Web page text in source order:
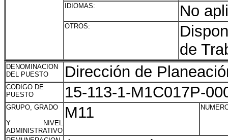
IDIOMAS: No
OTROS:
de
DENOMINACION
DEL PUESTO
Dirección de
CODIGO DE
PUESTO
15-113-1-M1C017P-
GRUPO, GRADO
Y NIVEL
ADMINISTRATIVO
M11